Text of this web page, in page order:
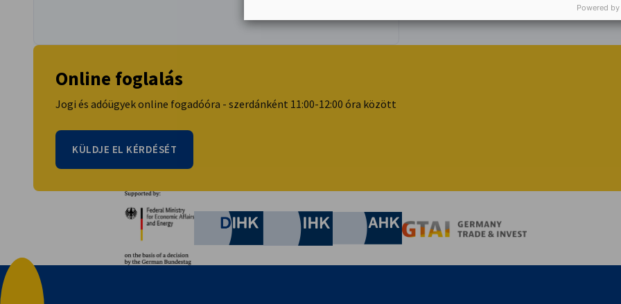
Online foglalás
Jogi és adóügyek online fogadóóra - szerdánként 11:00-12:00 óra között
KÜLDJE EL KÉRDÉSÉT
Partnerek
German Chamber of Commerce and Industry
Chamber of Commerce and Industry
AHK.de
Powered by